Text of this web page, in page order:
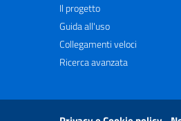
Il progetto
Guida all'uso
Collegamenti veloci
Ricerca avanzata